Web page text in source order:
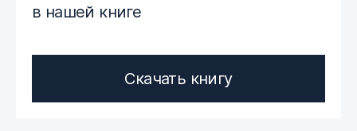
в нашей книге
Скачать книгу